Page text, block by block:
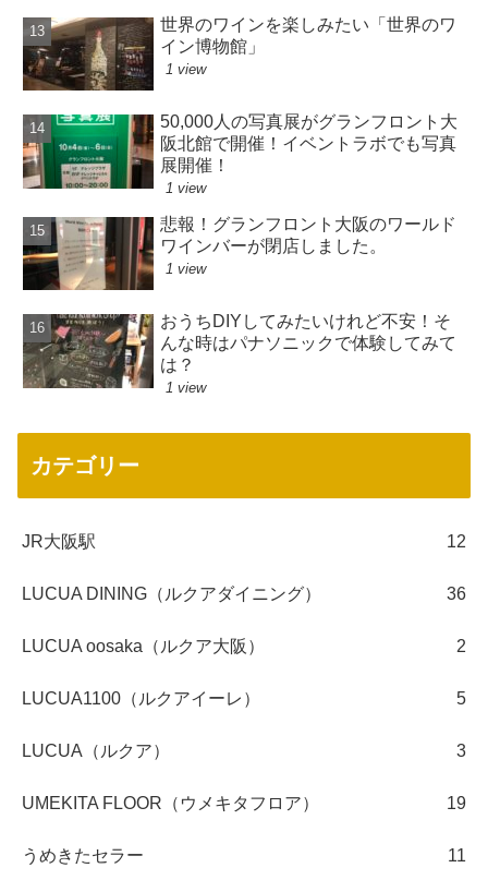
世界のワインを楽しみたい「世界のワ
イン博物館」
1 view
50,000人の写真展がグランフロント大
阪北館で開催！イベントラボでも写真
展開催！
1 view
悲報！グランフロント大阪のワールド
ワインバーが閉店しました。
1 view
おうちDIYしてみたいけれど不安！そ
んな時はパナソニックで体験してみて
は？
1 view
カテゴリー
JR大阪駅 12
LUCUA DINING（ルクアダイニング） 36
LUCUA oosaka（ルクア大阪） 2
LUCUA1100（ルクアイーレ） 5
LUCUA（ルクア） 3
UMEKITA FLOOR（ウメキタフロア） 19
うめきたセラー 11